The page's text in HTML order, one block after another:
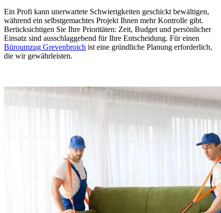
Ein Profi kann unerwartete Schwierigkeiten geschickt bewältigen,
während ein selbstgemachtes Projekt Ihnen mehr Kontrolle gibt.
Berücksichtigen Sie Ihre Prioritäten: Zeit, Budget und persönlicher
Einsatz sind ausschlaggebend für Ihre Entscheidung. Für einen
Büroumzug Grevenbroich ist eine gründliche Planung erforderlich,
die wir gewährleisten.